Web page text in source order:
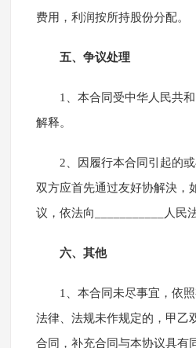
费用，利润按所持股份分配。
五、争议处理
1、本合同受中华人民共
解释。
2、因履行本合同引起的
双方应首先通过友好协解決，
议，依法向___________人民
六、其他
1、本合同未尽事宜，依
法律、法规未作规定的，甲乙
合同，补充合同与本协议具有